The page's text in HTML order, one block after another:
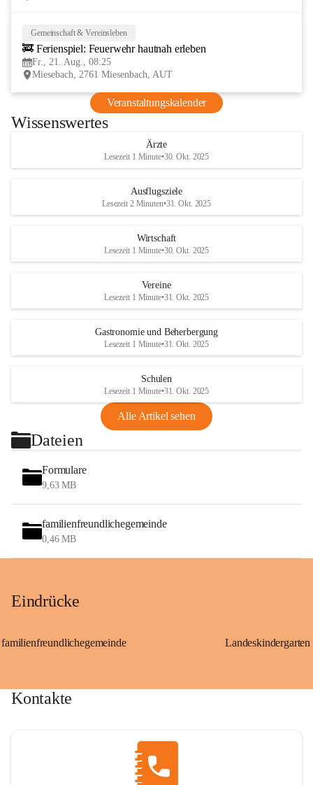
Gemeinschaft & Vereinsleben
🚒 Ferienspiel: Feuerwehr hautnah erleben
Fr., 21. Aug., 08:25
Miesebach, 2761 Miesenbach, AUT
Veranstaltungskalender
Wissenswertes
Ärzte
Lesezeit 1 Minute•30. Okt. 2025
Ausflugsziele
Lesezeit 2 Minuten•31. Okt. 2025
Wirtschaft
Lesezeit 1 Minute•30. Okt. 2025
Vereine
Lesezeit 1 Minute•31. Okt. 2025
Gastronomie und Beherbergung
Lesezeit 1 Minute•31. Okt. 2025
Schulen
Lesezeit 1 Minute•31. Okt. 2025
Alle Artikel sehen
Dateien
Formulare
9,63 MB
familienfreundlichegemeinde
0,46 MB
Eindrücke
familienfreundlichegemeinde
Kontakte